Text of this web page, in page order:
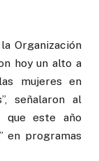
Organización
hoy un alto a
mujeres en
señalaron al
que este año
en programas